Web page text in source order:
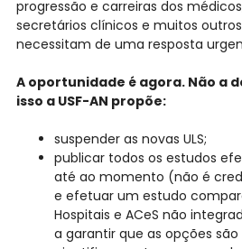
progressão e carreiras dos
secretários clínicos e muitos
necessitam de uma resposta
A oportunidade é agora. Não a
isso a USF-AN propõe:
suspender as novas ULS;
publicar todos os estudos
até ao momento (não é
e efetuar um estudo
Hospitais e ACeS não
a garantir que as opções